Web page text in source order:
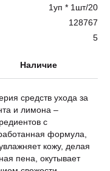
1уп * 1шт/20
128767
5
Наличие
средств ухода за
и лимона –
с
формула,
кожу, делая
пена, окутывает